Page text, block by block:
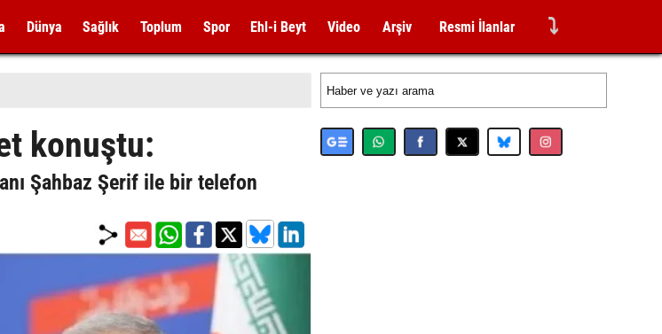
Dünya Sağlık Toplum Spor Ehl-i Beyt Video Arşiv Resmi İlanlar ⤵
konuştu:
Şahbaz Şerif ile bir telefon